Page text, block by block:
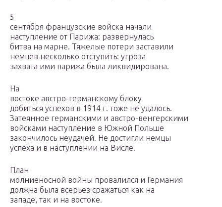
5
сентября французские войска начали
наступление от Парижа: развернулась
битва на марне. Тяжелые потери заставили
немцев несколько отступить: угроза
захвата ими парижа была ликвидирована.
На
востоке австро-германскому блоку
добиться успехов в 1914 г. тоже не удалось.
Затеянное германскими и австро-венгерскими
войсками наступление в Южной Польше
закончилось неудачей. Не достигли немцы
успеха и в наступлении на Висле.
План
молниеносной войны провалился и Германия
должна была всерьез сражаться как на
западе, так и на востоке.